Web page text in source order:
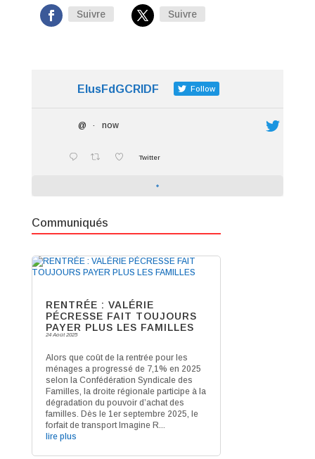
Suivre Suivre
ElusFdGCRIDF Follow
@ · now
Twitter
Communiqués
RENTRÉE : VALÉRIE
PÉCRESSE FAIT TOUJOURS
PAYER PLUS LES FAMILLES
24 Août 2025
Alors que coût de la rentrée pour les
ménages a progressé de 7,1% en 2025
selon la Confédération Syndicale des
Familles, la droite régionale participe à la
dégradation du pouvoir d’achat des
familles. Dès le 1er septembre 2025, le
forfait de transport Imagine R...
lire plus